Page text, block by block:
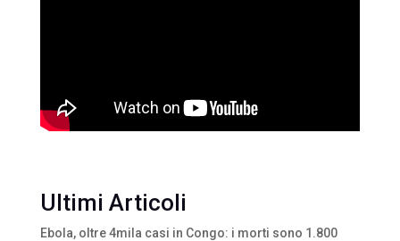
Ultimi Articoli
Ebola, oltre 4mila casi in Congo: i morti sono 1.800